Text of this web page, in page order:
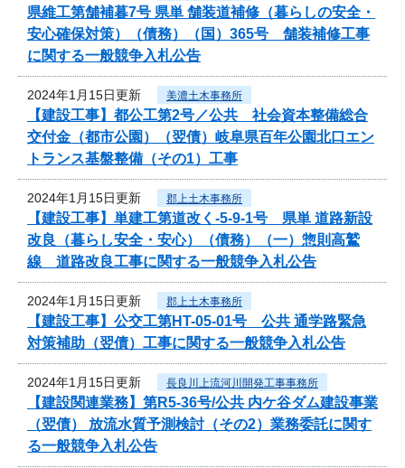
県維工第舗補暮7号 県単 舗装道補修（暮らしの安全・
安心確保対策）（債務）（国）365号 舗装補修工事
に関する一般競争入札公告
2024年1月15日更新 美濃土木事務所
【建設工事】都公工第2号／公共 社会資本整備総合
交付金（都市公園）（翌債）岐阜県百年公園北口エン
トランス基盤整備（その1）工事
2024年1月15日更新 郡上土木事務所
【建設工事】単建工第道改く-5-9-1号 県単 道路新設
改良（暮らし安全・安心）（債務）（一）惣則高鷲
線 道路改良工事に関する一般競争入札公告
2024年1月15日更新 郡上土木事務所
【建設工事】公交工第HT-05-01号 公共 通学路緊急
対策補助（翌債）工事に関する一般競争入札公告
2024年1月15日更新 長良川上流河川開発工事事務所
【建設関連業務】第R5-36号/公共 内ケ谷ダム建設事業
（翌債） 放流水質予測検討（その2）業務委託に関す
る一般競争入札公告